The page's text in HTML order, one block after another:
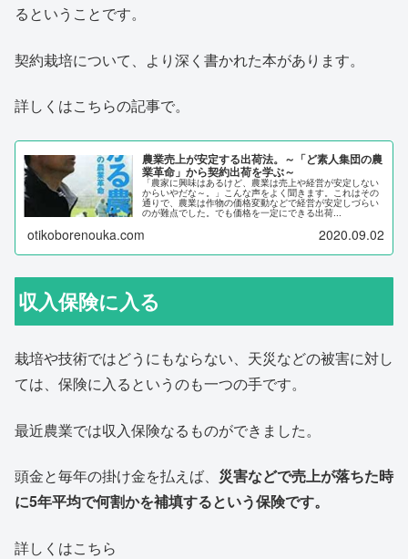
るということです。
契約栽培について、より深く書かれた本があります。
詳しくはこちらの記事で。
農業売上が安定する出荷法。～「ど素人集団の農
業革命」から契約出荷を学ぶ～
「農家に興味はあるけど、農業は売上や経営が安定しない
からいやだな～。」こんな声をよく聞きます。これはその
通りで、農業は作物の価格変動などで経営が安定しづらい
のが難点でした。でも価格を一定にできる出荷...
otikoborenouka.com 2020.09.02
収入保険に入る
栽培や技術ではどうにもならない、天災などの被害に対し
ては、保険に入るというのも一つの手です。
最近農業では収入保険なるものができました。
頭金と毎年の掛け金を払えば、 災害などで売上が落ちた時
に5年平均で何割かを補填するという保険です。
詳しくはこちら